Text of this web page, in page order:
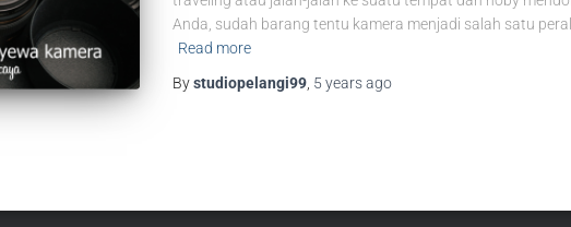
Anda, sudah barang tentu kamera menjadi salah satu
Read more
Bystudiopelangi99, 5 yearsago